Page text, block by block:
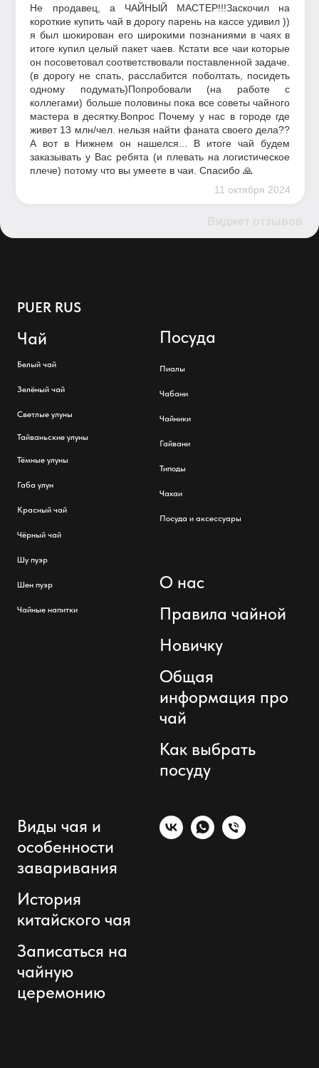
Не продавец, а ЧАЙНЫЙ МАСТЕР!!!Заскочил на
короткие купить чай в дорогу парень на кассе удивил ))
я был шокирован его широкими познаниями в чаях в
итоге купил целый пакет чаев. Кстати все чаи которые
он посоветовал соответствовали поставленной задаче.
(в дорогу не спать, расслабится поболтать, посидеть
одному подумать)Попробовали (на работе с
коллегами) больше половины пока все советы чайного
мастера в десятку.Вопрос Почему у нас в городе где
живет 13 млн/чел. нельзя найти фаната своего дела??
А вот в Нижнем он нашелся... В итоге чай будем
заказывать у Вас ребята (и плевать на логистическое
плече) потому что вы умеете в чаи. Спасибо 🙏
11 октября 2024
PUER RUS
Чай
Белый чай
Зелёный чай
Светлые улуны
Тайваньские улуны
Тёмные улуны
Габа улун
Красный чай
Чёрный чай
Шу пуэр
Шен пуэр
Чайные напитки
Посуда
Пиалы
Чабани
Чайники
Гайвани
Типоды
Чахаи
Посуда и аксессуары
О нас
Правила чайной
Новичку
Общая
информация про
чай
Как выбрать
посуду
Виды чая и
особенности
заваривания
История
китайского чая
Записаться на
чайную
церемонию